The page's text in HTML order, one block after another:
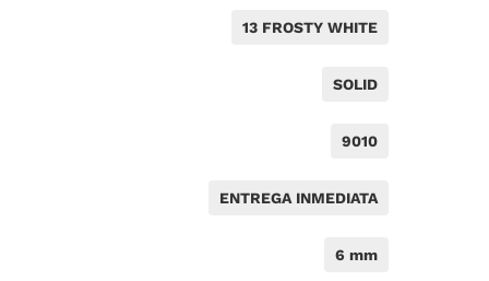
13 FROSTY WHITE
SOLID
9010
ENTREGA INMEDIATA
6 mm